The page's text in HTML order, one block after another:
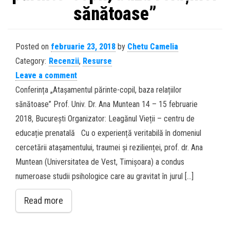
sănătoase”
Posted on februarie 23, 2018 by Chetu Camelia
Category: Recenzii, Resurse
Leave a comment
Conferința „Atașamentul părinte-copil, baza relațiilor
sănătoase” Prof. Univ. Dr. Ana Muntean 14 – 15 februarie
2018, București Organizator: Leagănul Vieții – centru de
educație prenatală Cu o experiență veritabilă în domeniul
cercetării atașamentului, traumei și rezilienței, prof. dr. Ana
Muntean (Universitatea de Vest, Timișoara) a condus
numeroase studii psihologice care au gravitat în jurul […]
Read more